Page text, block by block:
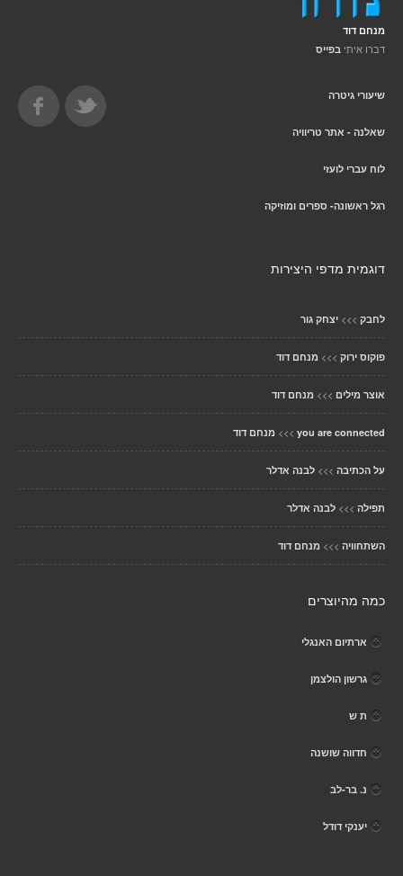
מנחם דוד
דברו איתי בפייס
שיעורי גיטרה
שאלנה - אתר טריוויה
לוח עברי לועזי
רגל ראשונה- ספרים ומוזיקה
דוגמית מדפי היצירות
לחבק >>> יצחק גור
פוקוס ירוק >>> מנחם דוד
אוצר מילים >>> מנחם דוד
you are connected
>>> מנחם דוד
על הכתיבה >>> לבנה אדלר
תפילה >>> לבנה אדלר
השתחוויה >>> מנחם דוד
כמה מהיוצרים
ארתיום האנגלי
גרשון הולצמן
ת ש
חדווה שושנה
נ. בר-לב
יענקי דודל